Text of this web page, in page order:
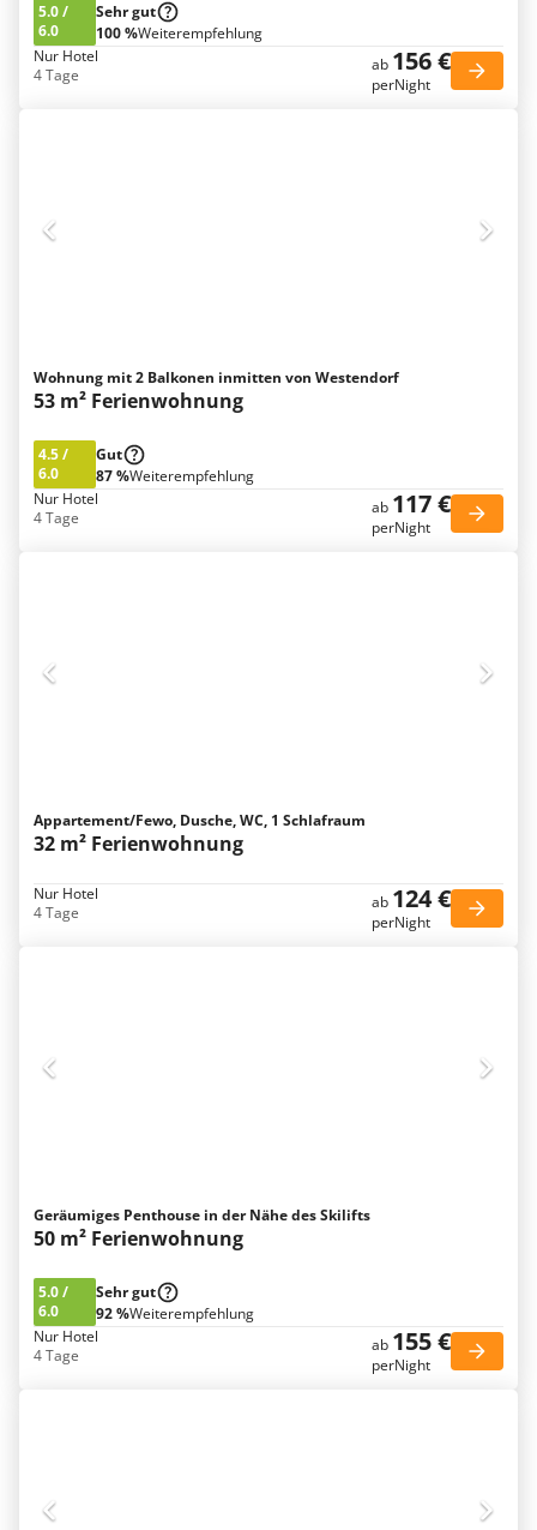
5.0/
6.0
Sehr gut
100 %Weiterempfehlung
Nur Hotel
4 Tage
ab 156 €
perNight
Wohnung mit 2 Balkonen inmitten von Westendorf
53 m² Ferienwohnung
4.5/
6.0
Gut
87 %Weiterempfehlung
Nur Hotel
4 Tage
ab 117 €
perNight
Appartement/Fewo, Dusche, WC, 1 Schlafraum
32 m² Ferienwohnung
Nur Hotel
4 Tage
ab 124 €
perNight
Geräumiges Penthouse in der Nähe des Skilifts
50 m² Ferienwohnung
5.0/
6.0
Sehr gut
92 %Weiterempfehlung
Nur Hotel
4 Tage
ab 155 €
perNight